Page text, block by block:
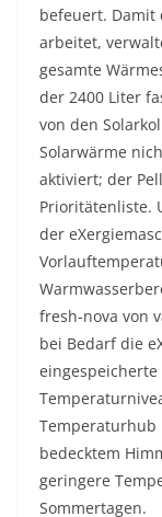
befeuert. Damit
arbeitet,
gesamte
der 2400 Liter
von den
Solarwärme
aktiviert; der
Prioritätenliste.
der
fresh-nova von
bei Bedarf die
Temperaturhub
bedecktem
geringere
Sommertagen.